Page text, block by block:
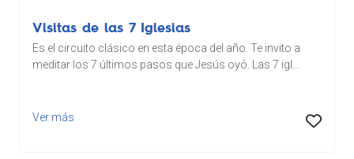
Visitas de las 7 Iglesias
Es el circuito clásico en esta época del año. Te invito a
meditar los 7 últimos pasos que Jesús oyó. Las 7 igl...
Ver más